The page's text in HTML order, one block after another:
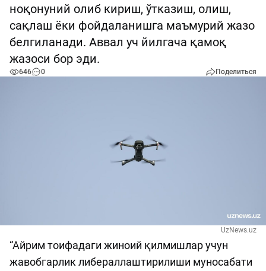
ноқонуний олиб кириш, ўтказиш, олиш,
сақлаш ёки фойдаланишга маъмурий жазо
белгиланади. Аввал уч йилгача қамоқ
жазоси бор эди.
646 0 Поделиться
UzNews.uz
“Айрим тоифадаги жиноий қилмишлар учун
жавобгарлик либераллаштирилиши муносабати